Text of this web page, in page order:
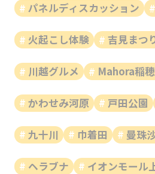
パネルディスカッション
火起こし体験 吉見まつ
川越グルメ Mahora稲
かわせみ河原 戸田公園
九十川 巾着田 曼珠
ヘラブナ イオンモール